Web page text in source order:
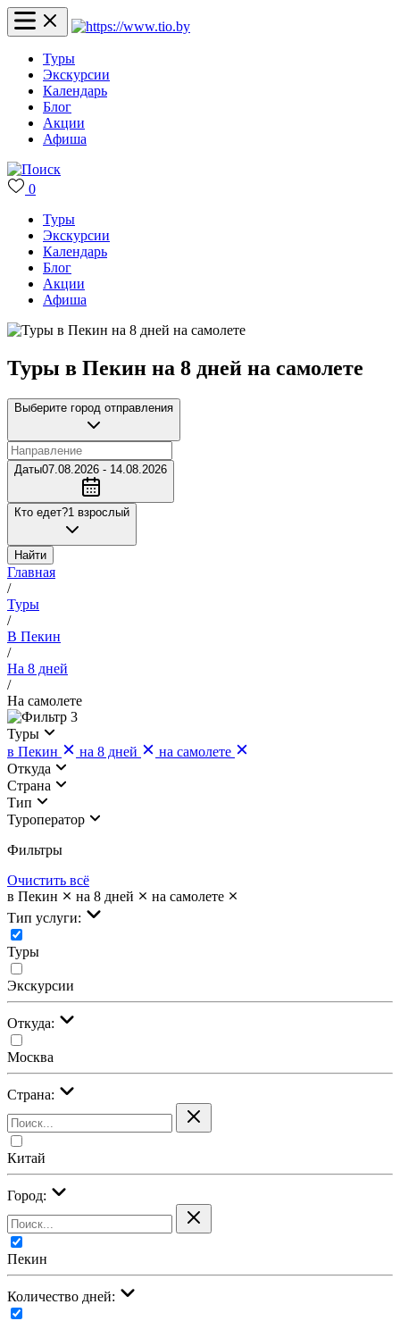
Туры
Экскурсии
Календарь
Блог
Акции
Афиша
0
Туры
Экскурсии
Календарь
Блог
Акции
Афиша
Туры в Пекин на 8 дней на самолете
Выберите город отправления
Даты07.08.2026 - 14.08.2026
Кто едет?1 взрослый
Найти
Главная
/
Туры
/
В Пекин
/
На 8 дней
/
На самолете
3
Туры
в Пекин
на 8 дней
на самолете
Откуда
Страна
Тип
Туроператор
Фильтры
Очистить всё
в Пекин
на 8 дней
на самолете
Тип услуги:
Туры
Экскурсии
Откуда:
Москва
Страна:
Китай
Город:
Пекин
Количество дней: